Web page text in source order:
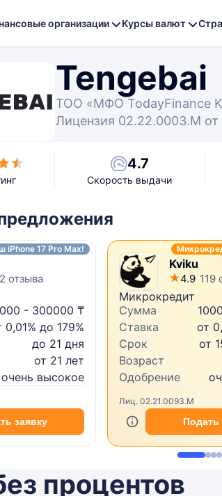
организации Курсы валют
Tengebai
ТОО «МФО TodayFinance
Лицензия 02.22.0003.М от
4.7
Скорость выдачи
iPhone 17 Pro Max!
отзыва
- 300000 ₸
0,01% до 179%
до 21 дня
от 21 лет
очень высокое
заявку
Kviku
4.9 119
Микрокредит
Сумма
Ставка
от
Срок
от
Возраст
Одобрение
Лиц. 02.21.0093.M
Подать
процентов